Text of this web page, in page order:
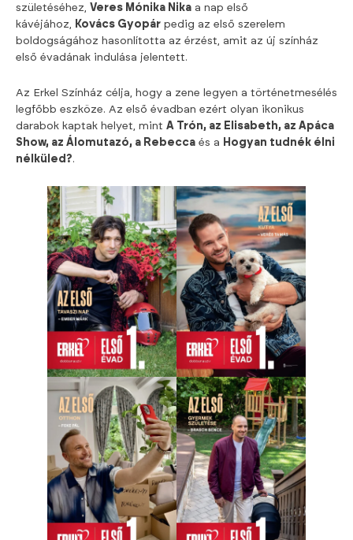
születéséhez, Veres Mónika Nika a nap első
kávéjához, Kovács Gyopár pedig az első szerelem
boldogságához hasonlította az érzést, amit az új színház
első évadának indulása jelentett.
Az Erkel Színház célja, hogy a zene legyen a történetmesélés
legfőbb eszköze. Az első évadban ezért olyan ikonikus
darabok kaptak helyet, mint A Trón, az Elisabeth, az Apáca
Show, az Álomutazó, a Rebecca és a Hogyan tudnék élni
nélküled?.